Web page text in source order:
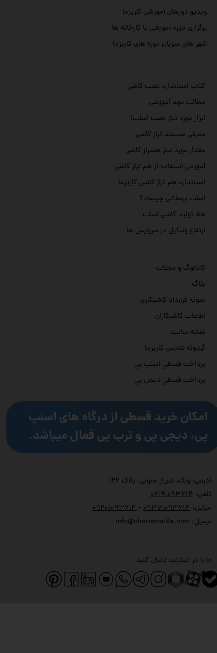
ما را در اینترنت دنبال کنید
آدرس: ونک، شیراز جنوبی، پلاک ۱۲۶
تلفن:
۰۲۱۹۱۰۹۳۶۱۴
مبایل:
۰۹۳۷۱۰۹۳۶۱۴ - ۰۹۲۰۱۰۹۳۶۱۴
ایمیل:info@charismatile.com
ویدیو دورهای آموزشی کاریزما
برگزاری دوره آموزشی با کارخانه ها
شهر های میزبان دوره های کاریزما
کاتالوگ و مجلات
بلاگ
نمونه قرارداد کاشیکاری
اطاعات کاشیکاران
نقشه سایت
گردونه شانس کاریزما
پرداخت قسطي اسنپ پي
پرداخت قسطي دیجی پي
کتاب استاندارد نصب کاشی
مطالب مهم آموزشی
ابزار مورد نیاز نصب اسلب!
معرفی سیستم تراز کاشی
مقدار مورد نیاز همتراز کاشی
آموزش استفاده از هم تراز کاشی
استاندارد هم تراز کاشی کاریزما
اسلب پرسلانی چیست؟
خط تولید کاشی اسلب
ارتفاع وسایل در سرویس ها
امکان خرید قسطی از درگاه های اسنپ
پی، دیجی پی و ترب پی فعال میباشد.